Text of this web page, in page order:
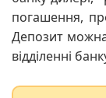
погашення,
Депозит
відділенні